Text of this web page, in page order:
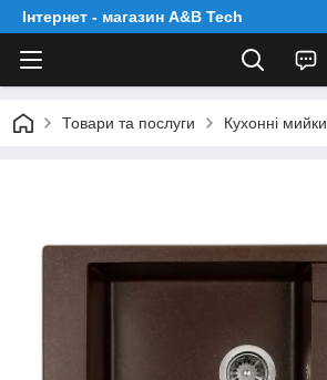
Інтернет - магазин A&B Tech
Товари та послуги Кухонні мийки